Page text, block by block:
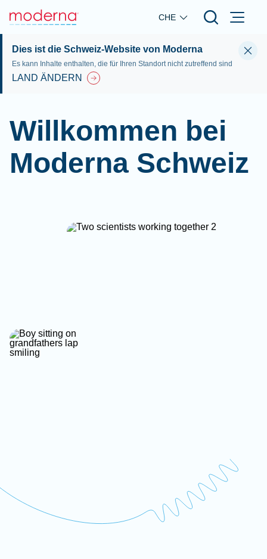
Skip to main content
CHE
Dies ist die Schweiz-Website von Moderna
Es kann Inhalte enthalten, die für Ihren Standort nicht zutreffend sind
LAND ÄNDERN
Willkommen bei
Moderna Schweiz